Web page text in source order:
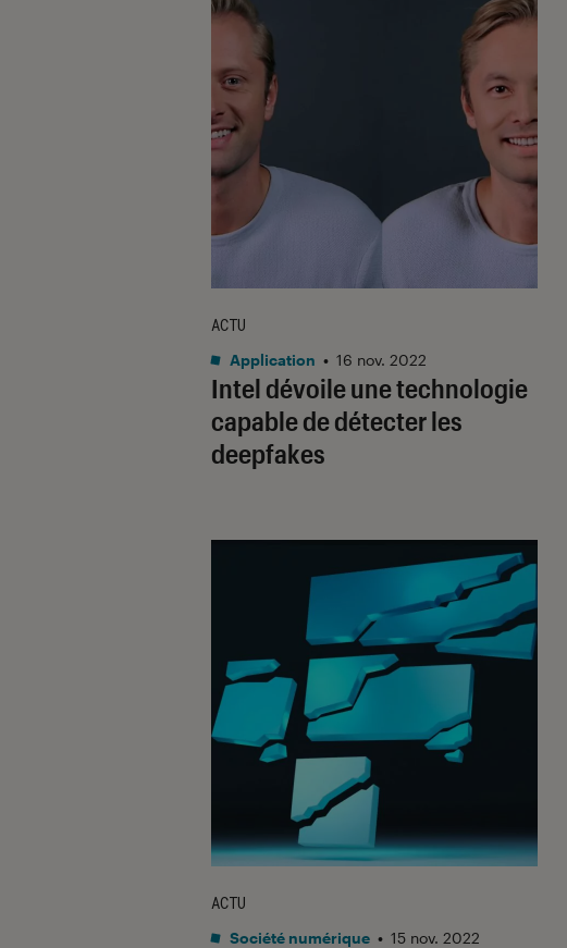
Intel dévoile une technologie
capable de détecter les
deepfakes
ACTU
Application • 16 nov. 2022
ACTU
Société numérique • 15 nov. 2022